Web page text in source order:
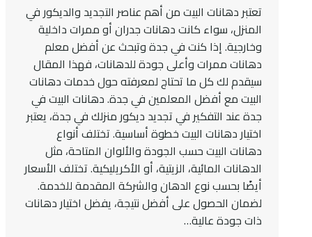
تعتبر دهانات البيت من أهم عناصر التجديد والديكور في
المنزل، سواء كانت دهانات جدران أو ممرات داخلية
وخارجية. إذا كنت في جدة وتبحث عن أفضل معلم
دهانات ممرات وأعلى جودة للدهانات، فهذا المقال
سيقدم لك كل ما تحتاج لمعرفته حول خدمات دهانات
البيت مع أفضل المعلمين في جدة. دهانات البيت في
جدة عند التفكير في تجديد ديكور منزلك في جدة، يعتبر
اختيار دهانات البيت خطوة أساسية. تختلف أنواع
دهانات البيت حسب الجودة والألوان المتاحة، مثل
الدهانات المائية، الزيتية، أو الأكريليكية. تختلف الأسعار
أيضًا بحسب نوع الدهان والشركة المقدمة للخدمة.
لضمان الحصول على أفضل نتيجة، يفضل اختيار دهانات
ذات جودة عالية…